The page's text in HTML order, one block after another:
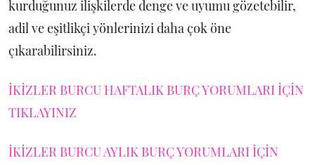
kurduğunuz ilişkilerde denge ve uyumu gözetebilir,
adil ve eşitlikçi yönlerinizi daha çok öne
çıkarabilirsiniz.
İKİZLER BURCU HAFTALIK BURÇ YORUMLARI İÇİN
TIKLAYINIZ
İKİZLER BURCU AYLIK BURÇ YORUMLARI İÇİN